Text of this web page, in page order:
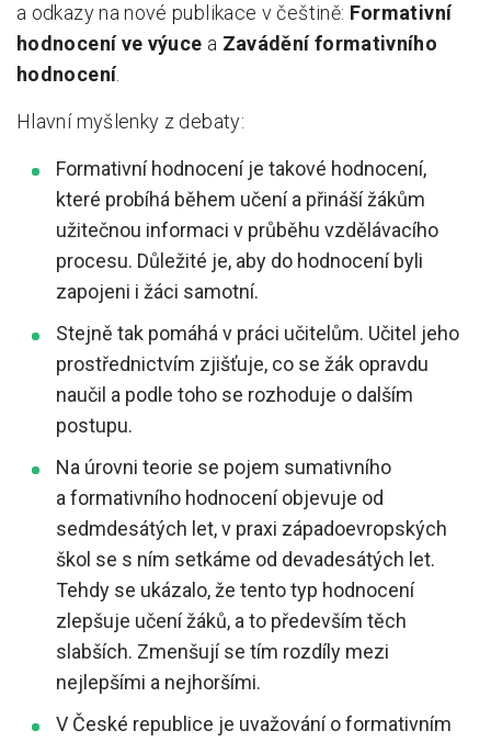
a odkazy na nové publikace v češtině: Formativní
hodnocení ve výuce a Zavádění formativního
hodnocení.
Hlavní myšlenky z debaty:
Formativní hodnocení je takové hodnocení,
které probíhá během učení a přináší žákům
užitečnou informaci v průběhu vzdělávacího
procesu. Důležité je, aby do hodnocení byli
zapojeni i žáci samotní.
Stejně tak pomáhá v práci učitelům. Učitel jeho
prostřednictvím zjišťuje, co se žák opravdu
naučil a podle toho se rozhoduje o dalším
postupu.
Na úrovni teorie se pojem sumativního
a formativního hodnocení objevuje od
sedmdesátých let, v praxi západoevropských
škol se s ním setkáme od devadesátých let.
Tehdy se ukázalo, že tento typ hodnocení
zlepšuje učení žáků, a to především těch
slabších. Zmenšují se tím rozdíly mezi
nejlepšími a nejhoršími.
V České republice je uvažování o formativním